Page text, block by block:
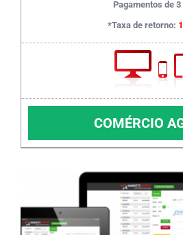
Pagamentos de 3
*Taxa de retorno:
COMÉRCIO